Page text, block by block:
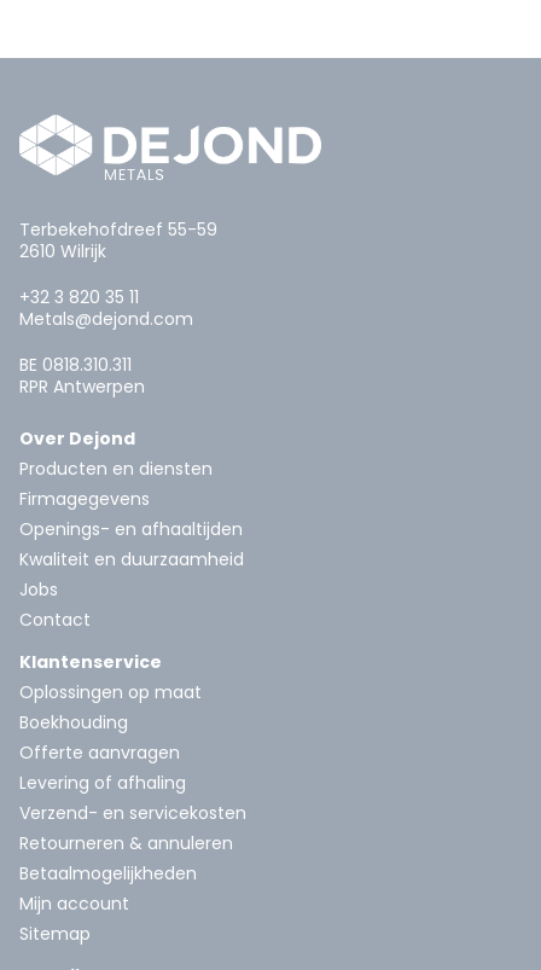
Terbekehofdreef 55-59
2610 Wilrijk
+32 3 820 35 11
Metals@dejond.com
BE 0818.310.311
RPR Antwerpen
Over Dejond
Producten en diensten
Firmagegevens
Openings- en afhaaltijden
Kwaliteit en duurzaamheid
Jobs
Contact
Klantenservice
Oplossingen op maat
Boekhouding
Offerte aanvragen
Levering of afhaling
Verzend- en servicekosten
Retourneren & annuleren
Betaalmogelijkheden
Mijn account
Sitemap